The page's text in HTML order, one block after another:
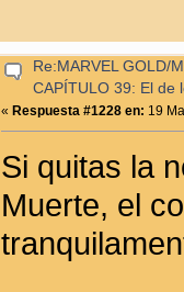
Re:MARVEL GOLD/
CAPÍTULO 39: El de
«Respuesta #1228 en: 19
Si quitas la
Muerte, el